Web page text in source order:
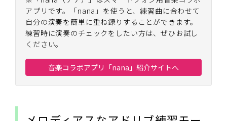
アプリです。「nana」を使うと、練習曲に合わせて
自分の演奏を簡単に重ね録りすることができます。
練習時に演奏のチェックをしたい方は、ぜひお試し
ください。
音楽コラボアプリ「nana」紹介サイトへ